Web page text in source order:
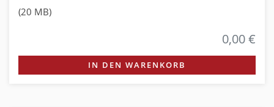
(20 MB)
0,00 €
IN DEN WARENKORB